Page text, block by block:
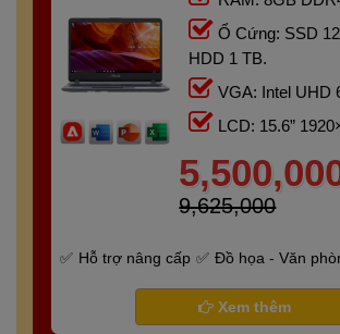
Ổ Cứng: SSD
HDD 1 TB.
VGA: Intel UHD
LCD: 15.6”
9,625,000
Hỗ trợ nâng cấp
Đồ họa - Văn
Xem thêm